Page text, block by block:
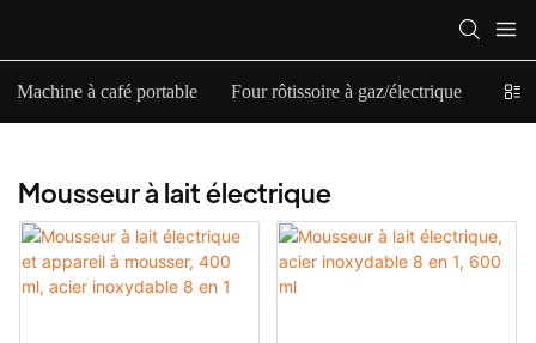
Machine à café portable Four rôtissoire à gaz/électrique
Mousseur à lait électrique